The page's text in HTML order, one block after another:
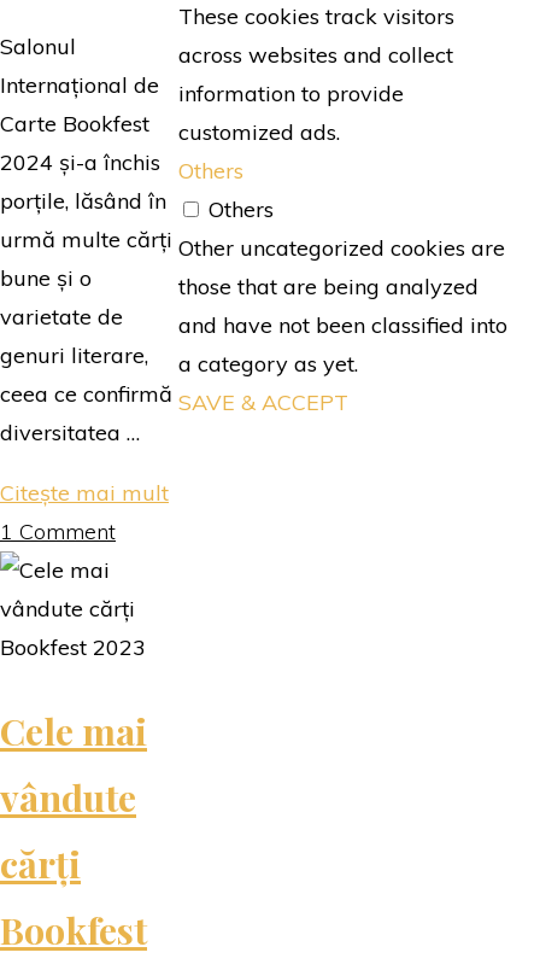
Salonul
Internațional de
Carte Bookfest
2024 și-a închis
porțile, lăsând în
urmă multe cărți
bune și o
varietate de
genuri literare,
ceea ce confirmă
diversitatea …
Citește mai mult"Top
1 Comment
Cele mai
vândute
cărți
Bookfest
These cookies track visitors
across websites and collect
information to provide
customized ads.
Others
Others
Other uncategorized cookies are
those that are being analyzed
and have not been classified into
a category as yet.
SAVE & ACCEPT